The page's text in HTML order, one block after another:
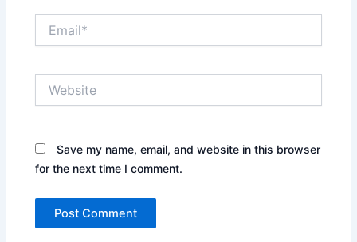
Save my name, email, and website in this browser
for the next time I comment.